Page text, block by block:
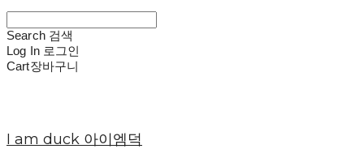
Search 검색
Log In 로그인
Cart장바구니
I am duck 아이엠덕